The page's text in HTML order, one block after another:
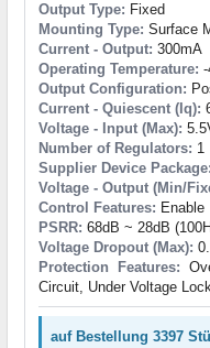
Output Type: Fixed
Mounting Type: Surface
Current - Output: 300mA
Operating Temperature:
Output Configuration:
Current - Quiescent (Iq):
Voltage - Input (Max):
Number of Regulators: 1
Supplier Device Package:
Voltage - Output (Min/
Control Features: Enable
PSRR: 68dB ~ 28dB
Voltage Dropout (Max):
Protection Features:
Circuit, Under Voltage
auf Bestellung 3397